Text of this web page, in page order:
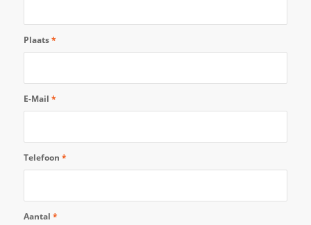
Plaats*
E-Mail *
Telefoon *
Aantal *